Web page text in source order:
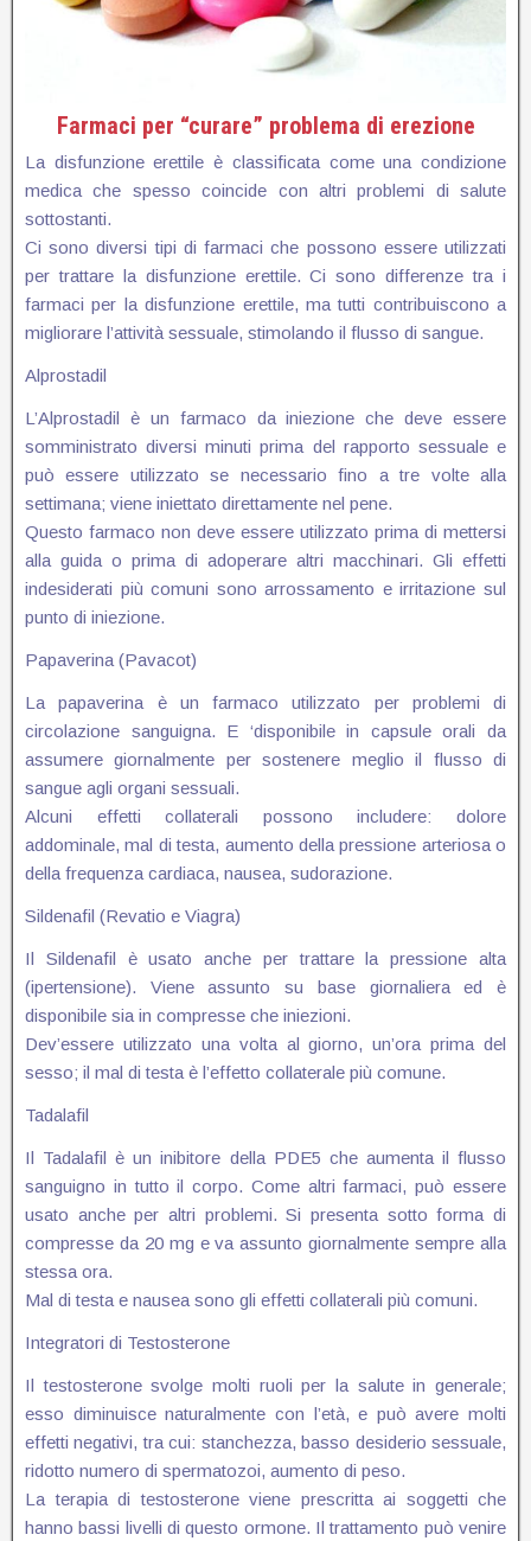
Farmaci per “curare” problema di erezione
La disfunzione erettile è classificata come una condizione
medica che spesso coincide con altri problemi di salute
sottostanti.
Ci sono diversi tipi di farmaci che possono essere utilizzati
per trattare la disfunzione erettile. Ci sono differenze tra i
farmaci per la disfunzione erettile, ma tutti contribuiscono a
migliorare l’attività sessuale, stimolando il flusso di sangue.
Alprostadil
L’Alprostadil è un farmaco da iniezione che deve essere
somministrato diversi minuti prima del rapporto sessuale e
può essere utilizzato se necessario fino a tre volte alla
settimana; viene iniettato direttamente nel pene.
Questo farmaco non deve essere utilizzato prima di mettersi
alla guida o prima di adoperare altri macchinari. Gli effetti
indesiderati più comuni sono arrossamento e irritazione sul
punto di iniezione.
Papaverina (Pavacot)
La papaverina è un farmaco utilizzato per problemi di
circolazione sanguigna. E ‘disponibile in capsule orali da
assumere giornalmente per sostenere meglio il flusso di
sangue agli organi sessuali.
Alcuni effetti collaterali possono includere: dolore
addominale, mal di testa, aumento della pressione arteriosa o
della frequenza cardiaca, nausea, sudorazione.
Sildenafil (Revatio e Viagra)
Il Sildenafil è usato anche per trattare la pressione alta
(ipertensione). Viene assunto su base giornaliera ed è
disponibile sia in compresse che iniezioni.
Dev’essere utilizzato una volta al giorno, un’ora prima del
sesso; il mal di testa è l’effetto collaterale più comune.
Tadalafil
Il Tadalafil è un inibitore della PDE5 che aumenta il flusso
sanguigno in tutto il corpo. Come altri farmaci, può essere
usato anche per altri problemi. Si presenta sotto forma di
compresse da 20 mg e va assunto giornalmente sempre alla
stessa ora.
Mal di testa e nausea sono gli effetti collaterali più comuni.
Integratori di Testosterone
Il testosterone svolge molti ruoli per la salute in generale;
esso diminuisce naturalmente con l’età, e può avere molti
effetti negativi, tra cui: stanchezza, basso desiderio sessuale,
ridotto numero di spermatozoi, aumento di peso.
La terapia di testosterone viene prescritta ai soggetti che
hanno bassi livelli di questo ormone. Il trattamento può venire